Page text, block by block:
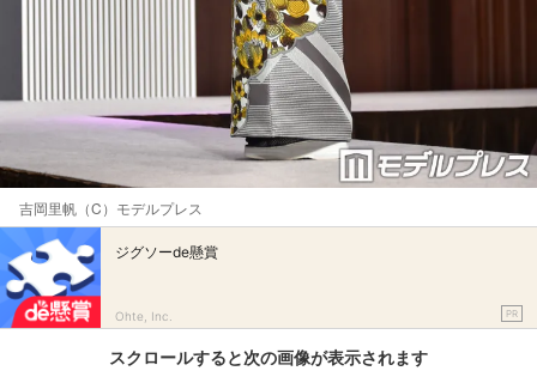
吉岡里帆（C）モデルプレス
ジグソーde懸賞
Ohte, Inc. PR
スクロールすると次の画像が表示されます